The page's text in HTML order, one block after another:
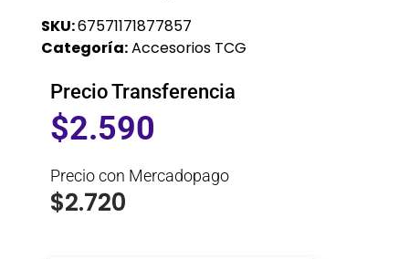
SKU:67571171877857
Categoría:Accesorios TCG
Precio Transferencia
$2.590
Precio con Mercadopago
$2.720